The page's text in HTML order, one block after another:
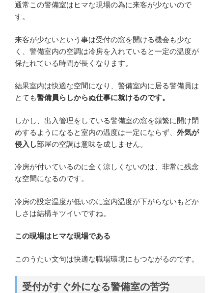
通常この警備室はヒマな現場の為に来客が少ないので
す。
来客が少ないという事は受付の窓を開ける機会も少な
く、警備室内の空調は冷房を入れていると一定の温度が
保たれている時間が長くなります。
結果室内は快適な空間になり、警備室内に居る警備員は
とても警備員らしからぬ仕事に就けるのです。
しかし、出入管理をしている警備室の窓を頻繁に開け閉
めするようになると室内の温度は一定にならず、 外気が
侵入し部屋の空調は意味を成しません。
冷房が付いているのに全く涼しくないのは、非常に残念
な空間になるのです。
冷房の設定温度が低いのに室内温度が下がらないもどか
しさは結構キツイいですね。
この現場はヒマな現場である
このうたい文句は快適な職場環境にもつながるのです。
受付がすぐ外になる警備室の苦労